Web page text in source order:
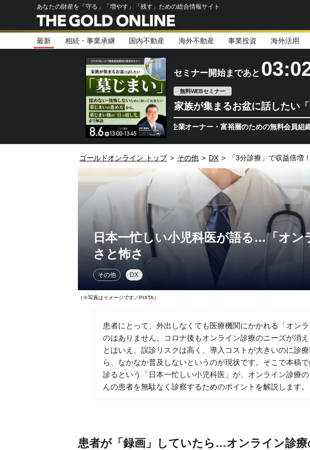
あなたの財産を「守る」「増やす」「残す」ための総合情報サイト
最新 相続・事業承継 国内不動産 海外不動産 事業投資 海外活用
セミナー開始まであと
無料WEBセミナー
家族が集まるお盆に話したい
資産1億円以上の企業オーナー・富裕層のための無料会員組織「ゴール
ゴールドオンライン トップ > その他 > DX > 「3分診療」で収益倍増
日本一忙しい小児科医が語る…「オン
さと怖さ
その他 DX
（※写真はイメージです／PIXTA）
患者にとって、外出しなくても医療機関にかかれる「オン
のはありません。コロナ後もオンライン診療のニーズが消え
とはいえ、誤診リスクは高く、導入コストが大きいのに診
ら、なかなか普及しないというのが現状です。そこで本稿
診るという「日本一忙しい小児科医」が、オンライン診療
んの患者を無駄なく診察するためのポイントを解説します。
患者が「録画」していたら…オンライン診療